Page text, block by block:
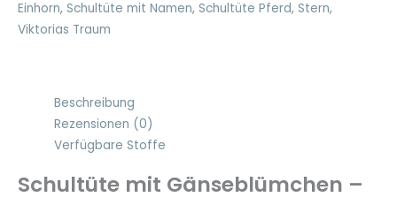
70cm
grau-
Einhorn, Schultüte mit Namen, Schultüte Pferd, Stern,
Viktorias Traum
Beschreibung
Rezensionen (0)
Verfügbare Stoffe
Schultüte mit Gänseblümchen –